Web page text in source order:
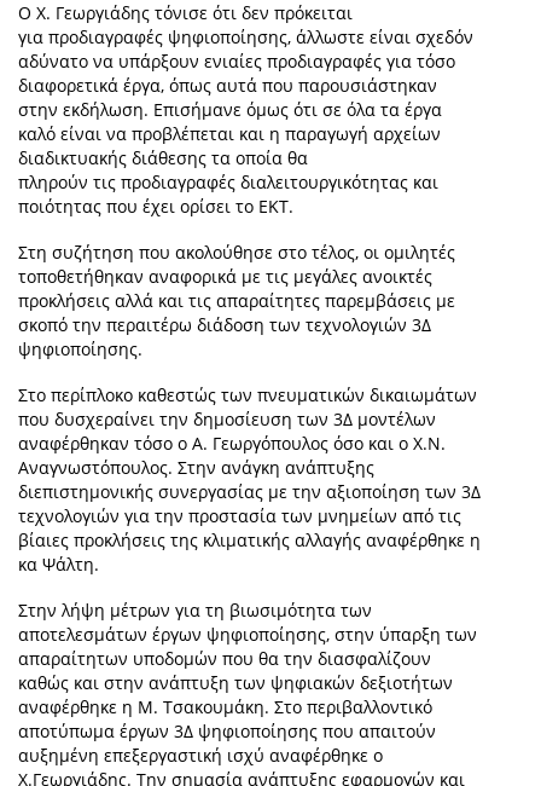
Ο Χ. Γεωργιάδης τόνισε ότι δεν πρόκειται
για προδιαγραφές ψηφιοποίησης, άλλωστε είναι σχεδόν
αδύνατο να υπάρξουν ενιαίες προδιαγραφές για τόσο
διαφορετικά έργα, όπως αυτά που παρουσιάστηκαν
στην εκδήλωση. Επισήμανε όμως ότι σε όλα τα έργα
καλό είναι να προβλέπεται και η παραγωγή αρχείων
διαδικτυακής διάθεσης τα οποία θα
πληρούν τις προδιαγραφές διαλειτουργικότητας και
ποιότητας που έχει ορίσει το ΕΚΤ.
Στη συζήτηση που ακολούθησε στο τέλος, οι ομιλητές
τοποθετήθηκαν αναφορικά με τις μεγάλες ανοικτές
προκλήσεις αλλά και τις απαραίτητες παρεμβάσεις με
σκοπό την περαιτέρω διάδοση των τεχνολογιών 3Δ
ψηφιοποίησης.
Στο περίπλοκο καθεστώς των πνευματικών δικαιωμάτων
που δυσχεραίνει την δημοσίευση των 3Δ μοντέλων
αναφέρθηκαν τόσο ο Α. Γεωργόπουλος όσο και ο Χ.Ν.
Αναγνωστόπουλος. Στην ανάγκη ανάπτυξης
διεπιστημονικής συνεργασίας με την αξιοποίηση των 3Δ
τεχνολογιών για την προστασία των μνημείων από τις
βίαιες προκλήσεις της κλιματικής αλλαγής αναφέρθηκε η
κα Ψάλτη.
Στην λήψη μέτρων για τη βιωσιμότητα των
αποτελεσμάτων έργων ψηφιοποίησης, στην ύπαρξη των
απαραίτητων υποδομών που θα την διασφαλίζουν
καθώς και στην ανάπτυξη των ψηφιακών δεξιοτήτων
αναφέρθηκε η M. Τσακουμάκη. Στο περιβαλλοντικό
αποτύπωμα έργων 3Δ ψηφιοποίησης που απαιτούν
αυξημένη επεξεργαστική ισχύ αναφέρθηκε ο
Χ.Γεωργιάδης. Την σημασία ανάπτυξης εφαρμογών και